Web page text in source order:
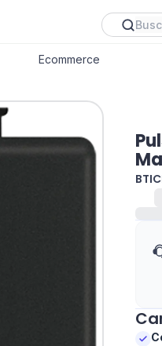
Ecommerce